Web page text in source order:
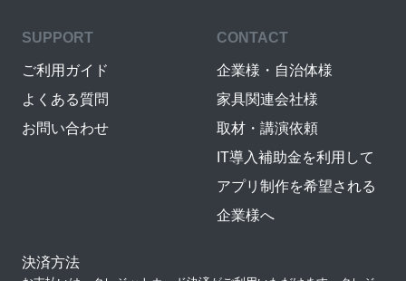
SUPPORT
ご利用ガイド
よくある質問
お問い合わせ
CONTACT
企業様・自治体様
家具関連会社様
取材・講演依頼
IT導入補助金を利用して
アプリ制作を希望される
企業様へ
決済方法